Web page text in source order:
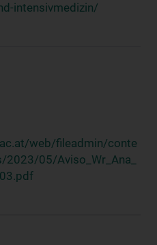
intensivmedizin/
web/fileadmin/conte
05/Aviso_Wr_Ana_